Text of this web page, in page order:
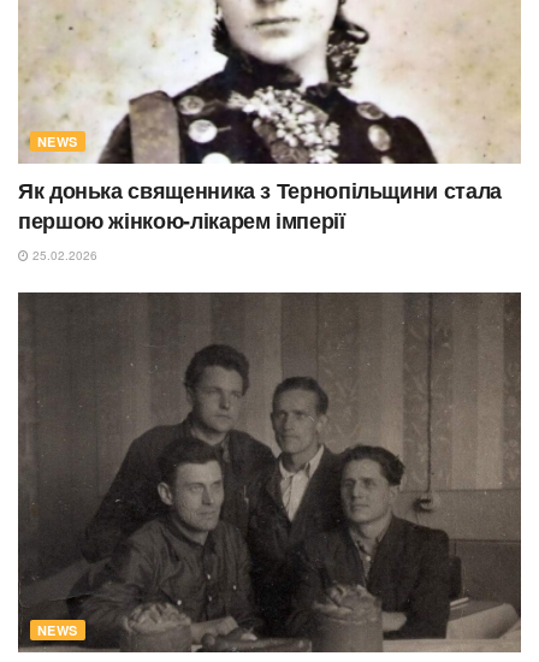
NEWS
Як донька священника з Тернопільщини стала
першою жінкою-лікарем імперії
25.02.2026
NEWS